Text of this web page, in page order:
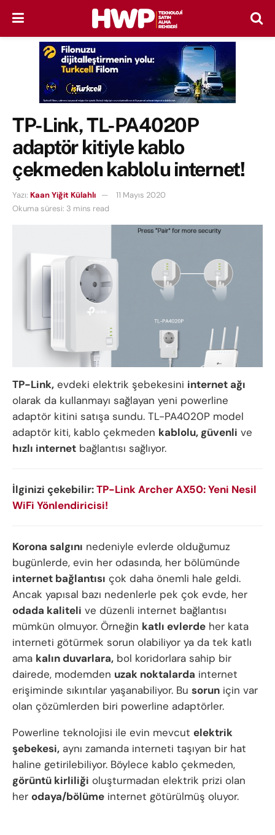
TP-Link, TL-PA4020P
adaptör kitiyle kablo
çekmeden kablolu internet!
Yazı: Kaan Yiğit Külahlı
11 Mayıs 2020
Okuma süresi: 3 mins read
TP-Link, evdeki elektrik şebekesini internet ağı
olarak da kullanmayı sağlayan yeni powerline
adaptör kitini satışa sundu. TL-PA4020P model
adaptör kiti, kablo çekmeden kablolu, güvenli ve
hızlı internet bağlantısı sağlıyor.
İlginizi çekebilir:TP-Link Archer AX50: Yeni Nesil
WiFi Yönlendiricisi!
Korona salgını nedeniyle evlerde olduğumuz
bugünlerde, evin her odasında, her bölümünde
internet bağlantısı çok daha önemli hale geldi.
Ancak yapısal bazı nedenlerle pek çok evde, her
odada kaliteli ve düzenli internet bağlantısı
mümkün olmuyor. Örneğin katlı evlerde her kata
interneti götürmek sorun olabiliyor ya da tek katlı
ama kalın duvarlara, bol koridorlara sahip bir
dairede, modemden uzak noktalarda internet
erişiminde sıkıntılar yaşanabiliyor. Bu sorun için var
olan çözümlerden biri powerline adaptörler.
Powerline teknolojisi ile evin mevcut elektrik
şebekesi, aynı zamanda interneti taşıyan bir hat
haline getirilebiliyor. Böylece kablo çekmeden,
görüntü kirliliği oluşturmadan elektrik prizi olan
her odaya/bölüme internet götürülmüş oluyor.